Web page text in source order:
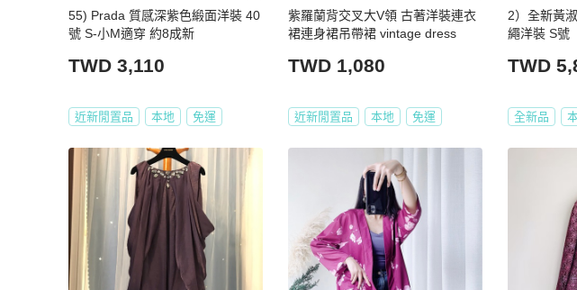
55) Prada 質感深紫色緞面洋裝 40
號 S-小M適穿 約8成新
TWD 3,110
近新閒置品 本地 免運
紫羅蘭背交叉大V領 古著洋裝連衣
裙連身裙吊帶裙 vintage dress
TWD 1,080
近新閒置品 本地 免運
2）全新黃
繩洋裝 S號
TWD
全新品